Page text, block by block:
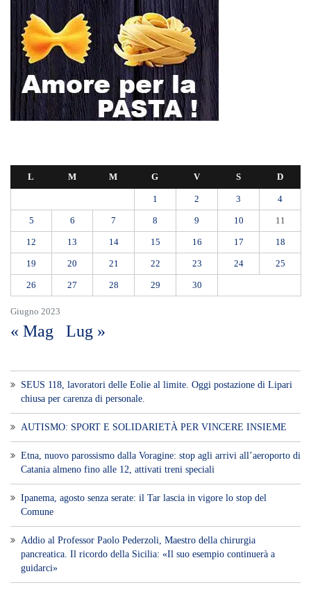
Giugno 2023
L M M G V S D
1 2 3 4
5 6 7 8 9 10 11
12 13 14 15 16 17 18
19 20 21 22 23 24 25
26 27 28 29 30
« Mag Lug »
SEUS 118, lavoratori delle Eolie al limite. Oggi postazione di Lipari
chiusa per carenza di personale.
AUTISMO: SPORT E SOLIDARIETÀ PER VINCERE INSIEME
Etna, nuovo parossismo dalla Voragine: stop agli arrivi all’aeroporto di
Catania almeno fino alle 12, attivati treni speciali
Ipanema, agosto senza serate: il Tar lascia in vigore lo stop del
Comune
Addio al Professor Paolo Pederzoli, Maestro della chirurgia
pancreatica. Il ricordo della Sicilia: «Il suo esempio continuerà a
guidarci»